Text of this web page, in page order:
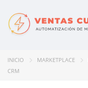
INICIO MARKETPLACE
CRM